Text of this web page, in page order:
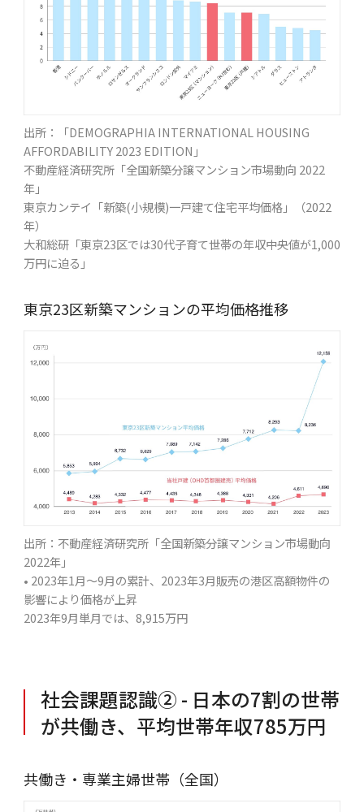
出所：「DEMOGRAPHIA INTERNATIONAL HOUSING
AFFORDABILITY 2023 EDITION」
不動産経済研究所「全国新築分譲マンション市場動向 2022
年」
東京カンテイ「新築(小規模)一戸建て住宅平均価格」（2022
年）
大和総研「東京23区では30代子育て世帯の年収中央値が1,000
万円に迫る」
東京23区新築マンションの平均価格推移
出所：不動産経済研究所「全国新築分譲マンション市場動向
2022年」
• 2023年1月～9月の累計、2023年3月販売の港区高額物件の
影響により価格が上昇
2023年9月単月では、8,915万円
社会課題認識② - 日本の7割の世帯
が共働き、平均世帯年収785万円
共働き・専業主婦世帯（全国）